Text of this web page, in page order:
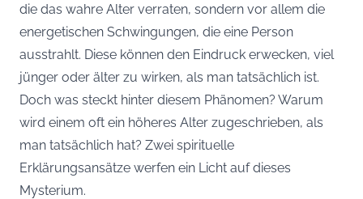
die das wahre Alter verraten, sondern vor allem die
energetischen Schwingungen, die eine Person
ausstrahlt. Diese können den Eindruck erwecken, viel
jünger oder älter zu wirken, als man tatsächlich ist.
Doch was steckt hinter diesem Phänomen? Warum
wird einem oft ein höheres Alter zugeschrieben, als
man tatsächlich hat? Zwei spirituelle
Erklärungsansätze werfen ein Licht auf dieses
Mysterium.